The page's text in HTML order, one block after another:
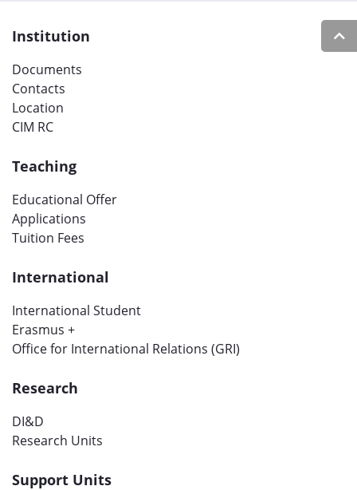
Institution
Documents
Contacts
Location
CIM RC
Teaching
Educational Offer
Applications
Tuition Fees
International
International Student
Erasmus +
Office for International Relations (GRI)
Research
DI&D
Research Units
Support Units